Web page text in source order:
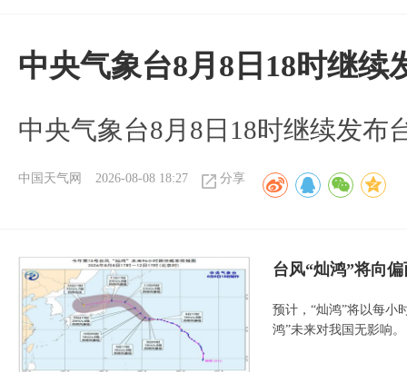
中央气象台8月8日18时继续
中央气象台8月8日18时继续发布
中国天气网 2026-08-08 18:27 分享
台风“灿鸿”将向
预计，“灿鸿”将以每小
鸿”未来对我国无影响。